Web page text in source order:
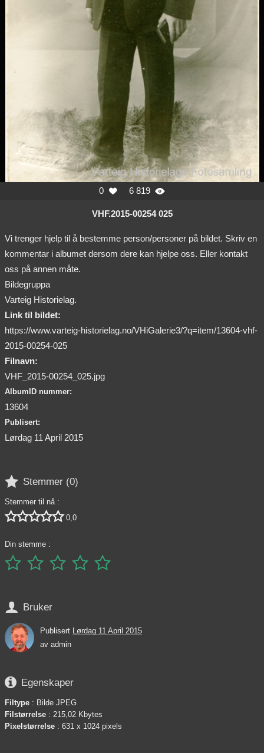
0  6 819 
VHF.2015-00254 025
Vi trenger hjelp til å bestemme person/personer på bildet. Skriv en
kommentar i albumet dersom dere kan hjelpe oss. Eller kontakt
oss på annen måte.
Bildegruppa
Varteig Historielag.
Link til bildet:
https://www.varteig-historielag.no/VHiGalerie3/?q=item/13604-vhf-
2015-00254-025
Filnavn:
VHF_2015-00254_025.jpg
AlbumID nummer:
13604
Publisert:
Lørdag 11 April 2015
 Stemmer (0)
Stemmer til nå :
 0,0
Din stemme :
    
 Bruker
Publisert Lørdag 11 April 2015
av admin
 Egenskaper
Filtype : Bilde JPEG
Filstørrelse : 215,02 Kbytes
Pixelstørrelse : 631 x 1024 pixels